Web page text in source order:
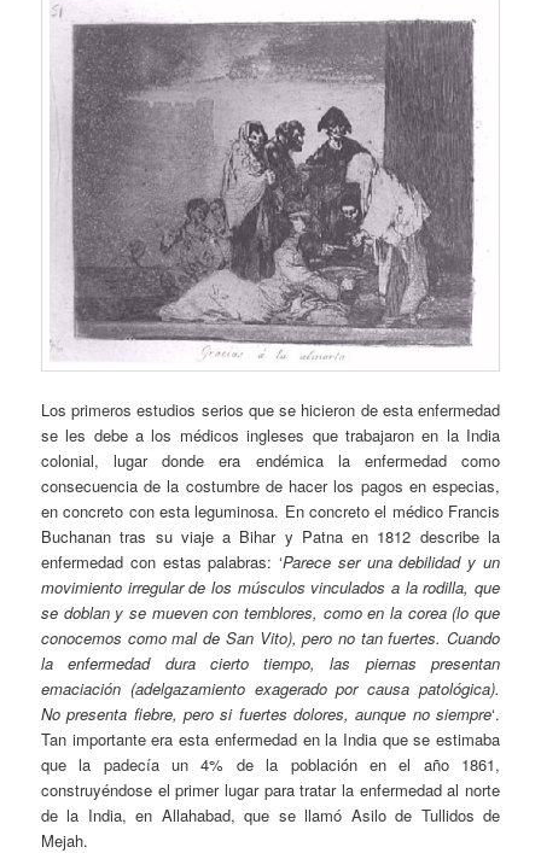
Los primeros estudios serios que se hicieron de esta enfermedad
se les debe a los médicos ingleses que trabajaron en la India
colonial, lugar donde era endémica la enfermedad como
consecuencia de la costumbre de hacer los pagos en especias,
en concreto con esta leguminosa. En concreto el médico Francis
Buchanan tras su viaje a Bihar y Patna en 1812 describe la
enfermedad con estas palabras: ‘Parece ser una debilidad y un
movimiento irregular de los músculos vinculados a la rodilla, que
se doblan y se mueven con temblores, como en la corea (lo que
conocemos como mal de San Vito), pero no tan fuertes. Cuando
la enfermedad dura cierto tiempo, las piernas presentan
emaciación (adelgazamiento exagerado por causa patológica).
No presenta fiebre, pero si fuertes dolores, aunque no siempre‘.
Tan importante era esta enfermedad en la India que se estimaba
que la padecía un 4% de la población en el año 1861,
construyéndose el primer lugar para tratar la enfermedad al norte
de la India, en Allahabad, que se llamó Asilo de Tullidos de
Mejah.